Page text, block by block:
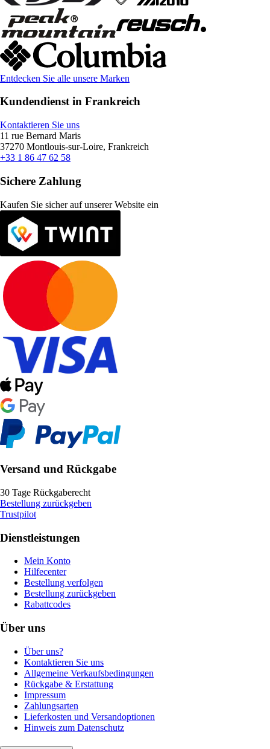
Entdecken Sie alle unsere Marken
Kundendienst in Frankreich
Kontaktieren Sie uns
11 rue Bernard Maris
37270 Montlouis-sur-Loire, Frankreich
+33 1 86 47 62 58
Sichere Zahlung
Kaufen Sie sicher auf unserer Website ein
Versand und Rückgabe
30 Tage Rückgaberecht
Bestellung zurückgeben
Trustpilot
Dienstleistungen
Mein Konto
Hilfecenter
Bestellung verfolgen
Bestellung zurückgeben
Rabattcodes
Über uns
Über uns?
Kontaktieren Sie uns
Allgemeine Verkaufsbedingungen
Rückgabe & Erstattung
Impressum
Zahlungsarten
Lieferkosten und Versandoptionen
Hinweis zum Datenschutz